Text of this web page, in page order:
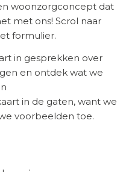
woonzorgconcept dat
met ons! Scrol naar
formulier.
in gesprekken over
en ontdek wat we
in de gaten, want we
voorbeelden toe.